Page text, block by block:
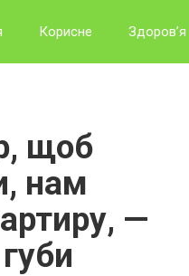
Корисне Здоров’я
щоб
нам
—